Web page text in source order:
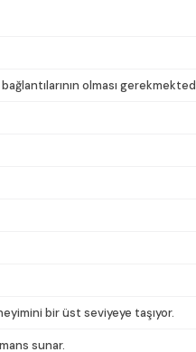
olması
bir üst seviyeye taşıyor.
sunar.